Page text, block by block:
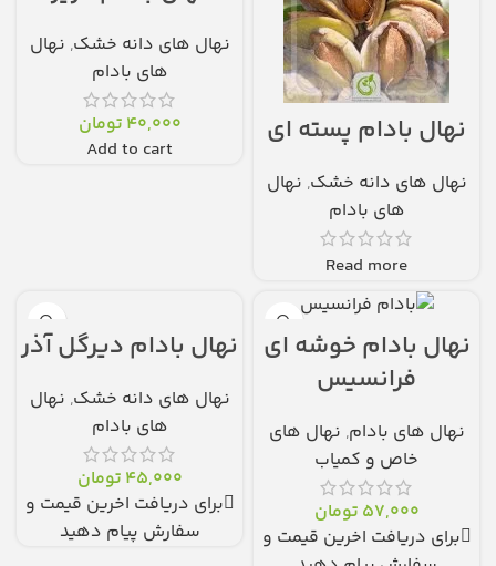
نهال بادام پسته ای
نهال های دانه خشک, نهال
های بادام
Read more
نهال های دانه خشک, نهال
های بادام
40,000 تومان
Add to cart
نهال بادام خوشه ای
فرانسیس
نهال های بادام, نهال های
خاص و کمیاب
57,000 تومان
برای دریافت اخرین قیمت و
نهال بادام دیرگل آذر
نهال های دانه خشک, نهال
های بادام
45,000 تومان
برای دریافت اخرین قیمت و
سفارش پیام دهید